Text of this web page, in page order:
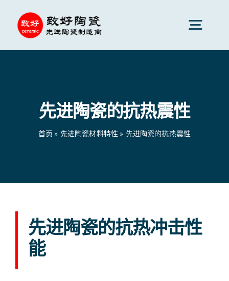
切
航
陶瓷零件
陶瓷应用
陶瓷公司
先进陶瓷的抗热震性
首页 » 先进陶瓷材料特性 » 先进陶瓷的抗热震性
先进陶瓷的抗热冲击性
能